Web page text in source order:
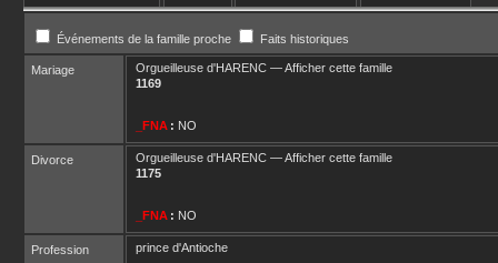
Événements de la famille proche Faits historiques
Mariage Orgueilleuse d'HARENC —Afficher cette famille
1169
_FNA : NO
Divorce Orgueilleuse d'HARENC —Afficher cette famille
1175
_FNA : NO
Profession prince d'Antioche